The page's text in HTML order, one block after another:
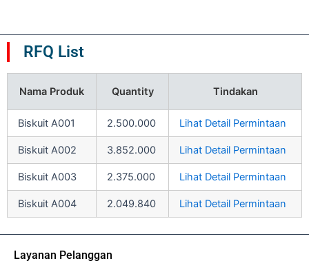
RFQ List
Nama Produk Quantity Tindakan
Biskuit A001 2.500.000 Lihat Detail Permintaan
Biskuit A002 3.852.000 Lihat Detail Permintaan
Biskuit A003 2.375.000 Lihat Detail Permintaan
Biskuit A004 2.049.840 Lihat Detail Permintaan
Layanan Pelanggan